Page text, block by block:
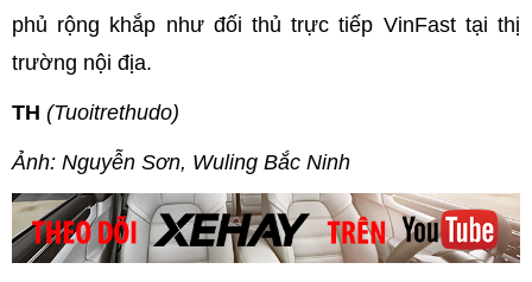
phủ rộng khắp như đối thủ trực tiếp VinFast tại thị
trường nội địa.
TH (Tuoitrethudo)
Ảnh: Nguyễn Sơn, Wuling Bắc Ninh